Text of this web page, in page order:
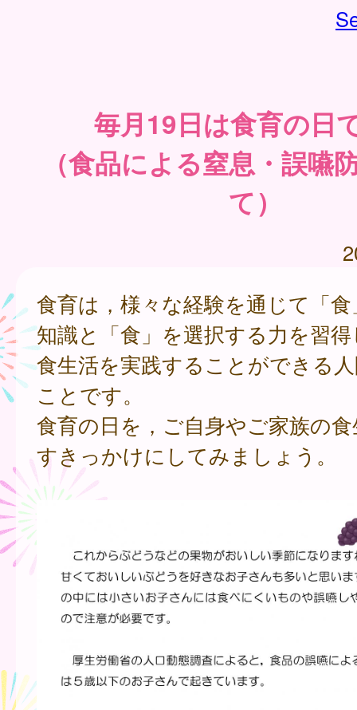
毎月19日は食育の日
（食品による窒息・誤嚥
て）
食育は，様々な経験を通じて「
知識と「食」を選択する力を習
食生活を実践することができる
ことです。
食育の日を，ご自身やご家族の
すきっかけにしてみましょう。